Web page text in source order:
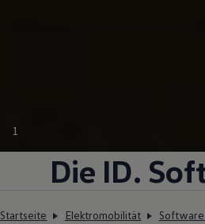
1
Die ID.
Startseite Elektromobilität